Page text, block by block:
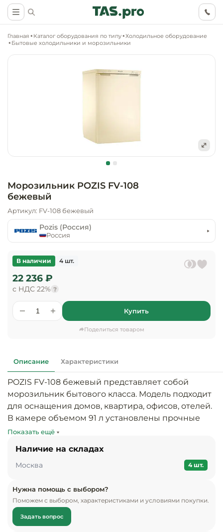
Барное
фастфуда
Кухонный
питания
Оснащение
Оснащение
Оснащение
бытового
Ритейл (non
Ассортимент и
Главная Каталог оборудования по типу Холодильное оборудование
Бытовые холодильники и морозильники
Морозильник POZIS FV-108
бежевый
Артикул: FV-108 бежевый
Pozis (Россия)
Россия
22 236 ₽
с НДС 22% ?
В наличии 4 шт.
Купить
Поделиться товаром
Описание Характеристики
POZIS FV-108 бежевый представляет собой
морозильник бытового класса. Модель подходит
для оснащения домов, квартира, офисов, отелей.
В камере объемом 91 л установлены прочные
литые корзины для закладки продуктов. В
размораживания.
морозильник POZIS FV-108 бежевый.
Особенности:
установлен один компрессор;
Показать ещё
Наличие на складах
Москва 4 шт.
Нужна помощь с выбором?
Поможем с выбором, характеристиками и условиями покупки.
Задать вопрос